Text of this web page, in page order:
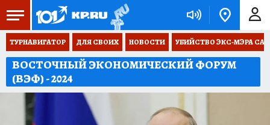
ТУРНАВИГАТОР ДЛЯ СВОИХ НОВОСТИ УБИЙСТВО ЭКС-МЭРА
ВОСТОЧНЫЙ ЭКОНОМИЧЕСКИЙ ФОРУМ
(ВЭФ) - 2024